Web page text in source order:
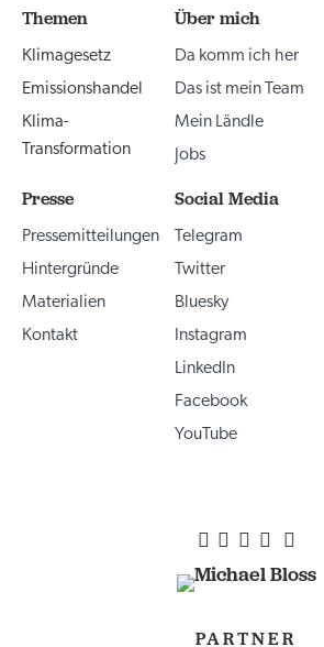
Themen
Klimagesetz
Emissionshandel
Klima-
Transformation
Über mich
Da komm ich her
Das ist mein Team
Mein Ländle
Jobs
Presse
Pressemitteilungen
Hintergründe
Materialien
Kontakt
Social Media
Telegram
Twitter
Bluesky
Instagram
LinkedIn
Facebook
YouTube
PARTNER